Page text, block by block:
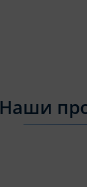
Наши